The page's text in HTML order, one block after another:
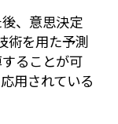
、意思決定
術を用た予測
ることが可
用されている